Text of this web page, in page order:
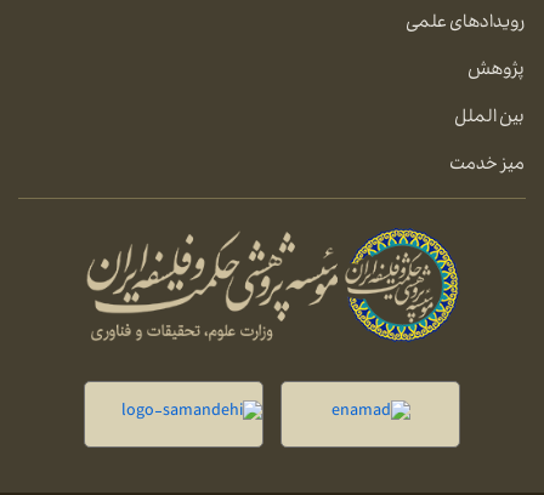
رویدادهای علمی
پژوهش
بین الملل
میز خدمت